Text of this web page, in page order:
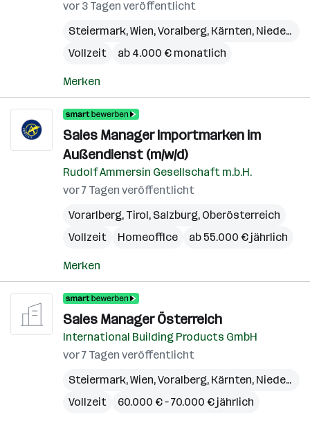
vor 3 Tagen veröffentlicht
Steiermark,Wien,Voralberg, Kärnten, Niederösterreich
Vollzeit
ab 4.000 € monatlich
Merken
Sales Manager Importmarken im
Außendienst (m/w/d)
Rudolf Ammersin Gesellschaft m.b.H.
vor 7 Tagen veröffentlicht
Vorarlberg, Tirol, Salzburg, Oberösterreich
Vollzeit
Homeoffice ab 55.000 € jährlich
Merken
Sales Manager Österreich
International Building Products GmbH
vor 7 Tagen veröffentlicht
Steiermark,Wien,Voralberg, Kärnten, Niederösterreich
Vollzeit
60.000 € – 70.000 € jährlich